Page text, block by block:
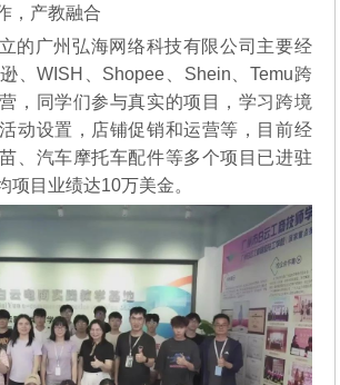
，产教融合
的广州弘海网络科技有限公司主要经
、WISH、Shopee、Shein、Temu跨
，同学们参与真实的项目，学习跨境
动设置，店铺促销和运营等，目前经
、汽车摩托车配件等多个项目已进驻
项目业绩达10万美金。